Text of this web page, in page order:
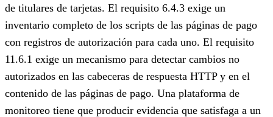
de titulares de tarjetas. El requisito 6.4.3 exige un
inventario completo de los scripts de las páginas de pago
con registros de autorización para cada uno. El requisito
11.6.1 exige un mecanismo para detectar cambios no
autorizados en las cabeceras de respuesta HTTP y en el
contenido de las páginas de pago. Una plataforma de
monitoreo tiene que producir evidencia que satisfaga a un